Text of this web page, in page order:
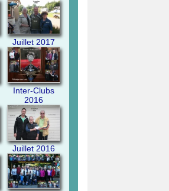
Juillet 2017
Inter-Clubs
2016
Juillet 2016